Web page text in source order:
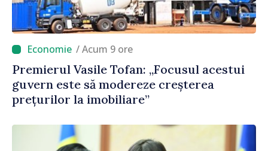
/ Acum 9 ore
Premierul Vasile Tofan: „Focusul acestui
guvern este să modereze creșterea
prețurilor la imobiliare”